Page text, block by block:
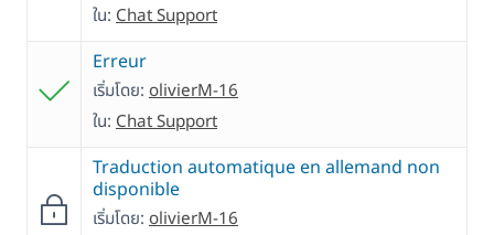
ใน: Chat Support
Erreur
เริ่มโดย: olivierM-16
ใน: Chat Support
Traduction automatique en allemand non
disponible
เริ่มโดย: olivierM-16